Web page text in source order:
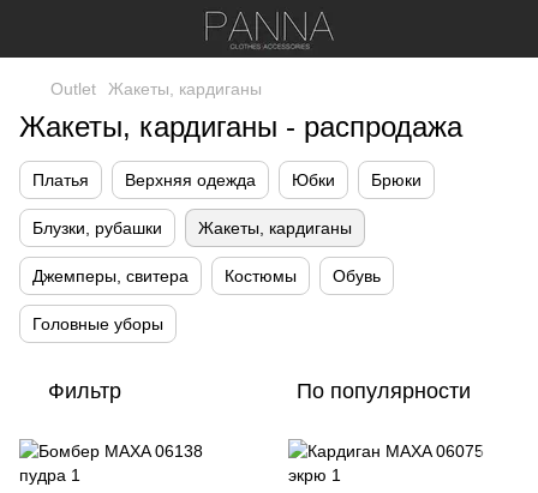
Outlet Жакеты, кардиганы
Жакеты, кардиганы - распродажа
Платья Верхняя одежда Юбки Брюки
Блузки, рубашки Жакеты, кардиганы
Джемперы, свитера Костюмы Обувь
Головные уборы
Фильтр По популярности